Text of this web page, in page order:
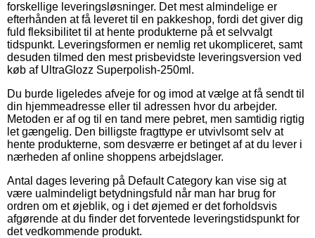
forskellige leveringsløsninger. Det mest almindelige er
efterhånden at få leveret til en pakkeshop, fordi det giver dig
fuld fleksibilitet til at hente produkterne på et selvvalgt
tidspunkt. Leveringsformen er nemlig ret ukompliceret, samt
desuden tilmed den mest prisbevidste leveringsversion ved
køb af UltraGlozz Superpolish-250ml.
Du burde ligeledes afveje for og imod at vælge at få sendt til
din hjemmeadresse eller til adressen hvor du arbejder.
Metoden er af og til en tand mere pebret, men samtidig rigtig
let gængelig. Den billigste fragttype er utvivlsomt selv at
hente produkterne, som desværre er betinget af at du lever i
nærheden af online shoppens arbejdslager.
Antal dages levering på Default Category kan vise sig at
være ualmindeligt betydningsfuld når man har brug for
ordren om et øjeblik, og i det øjemed er det forholdsvis
afgørende at du finder det forventede leveringstidspunkt for
det vedkommende produkt.